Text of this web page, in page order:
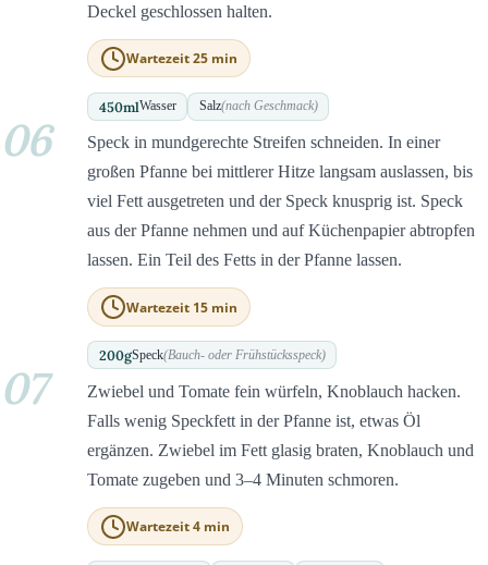
Deckel geschlossen halten.
Wartezeit 25 min
450mlWasser Salz(nach Geschmack)
06
Speck in mundgerechte Streifen schneiden. In einer
großen Pfanne bei mittlerer Hitze langsam auslassen, bis
viel Fett ausgetreten und der Speck knusprig ist. Speck
aus der Pfanne nehmen und auf Küchenpapier abtropfen
lassen. Ein Teil des Fetts in der Pfanne lassen.
Wartezeit 15 min
200gSpeck(Bauch- oder Frühstücksspeck)
07
Zwiebel und Tomate fein würfeln, Knoblauch hacken.
Falls wenig Speckfett in der Pfanne ist, etwas Öl
ergänzen. Zwiebel im Fett glasig braten, Knoblauch und
Tomate zugeben und 3–4 Minuten schmoren.
Wartezeit 4 min